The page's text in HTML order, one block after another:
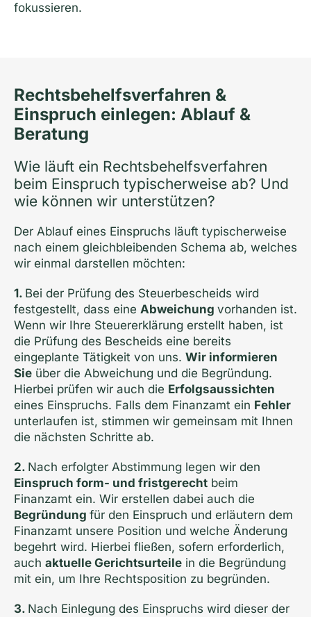
fokussieren.
Rechtsbehelfs­verfahren &
Einspruch einlegen: Ablauf &
Beratung
Wie läuft ein Rechtsbehelfsverfahren
beim Einspruch typischerweise ab? Und
wie können wir unterstützen?
Der Ablauf eines Einspruchs läuft typischerweise
nach einem gleichbleibenden Schema ab, welches
wir einmal darstellen möchten:
1. Bei der Prüfung des Steuerbescheids wird
festgestellt, dass eine Abweichung vorhanden ist.
Wenn wir Ihre Steuererklärung erstellt haben, ist
die Prüfung des Bescheids eine bereits
eingeplante Tätigkeit von uns. Wir informieren
Sie über die Abweichung und die Begründung.
Hierbei prüfen wir auch die Erfolgsaussichten
eines Einspruchs. Falls dem Finanzamt ein Fehler
unterlaufen ist, stimmen wir gemeinsam mit Ihnen
die nächsten Schritte ab.
2. Nach erfolgter Abstimmung legen wir den
Einspruch form- und fristgerecht beim
Finanzamt ein. Wir erstellen dabei auch die
Begründung für den Einspruch und erläutern dem
Finanzamt unsere Position und welche Änderung
begehrt wird. Hierbei fließen, sofern erforderlich,
auch aktuelle Gerichtsurteile in die Begründung
mit ein, um Ihre Rechtsposition zu begründen.
3. Nach Einlegung des Einspruchs wird dieser der